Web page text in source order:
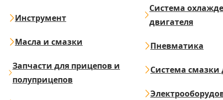
Инструмент
Масла и смазки
Запчасти для прицепов и
полуприцепов
Система
двигателя
Пневматика
Система смазки